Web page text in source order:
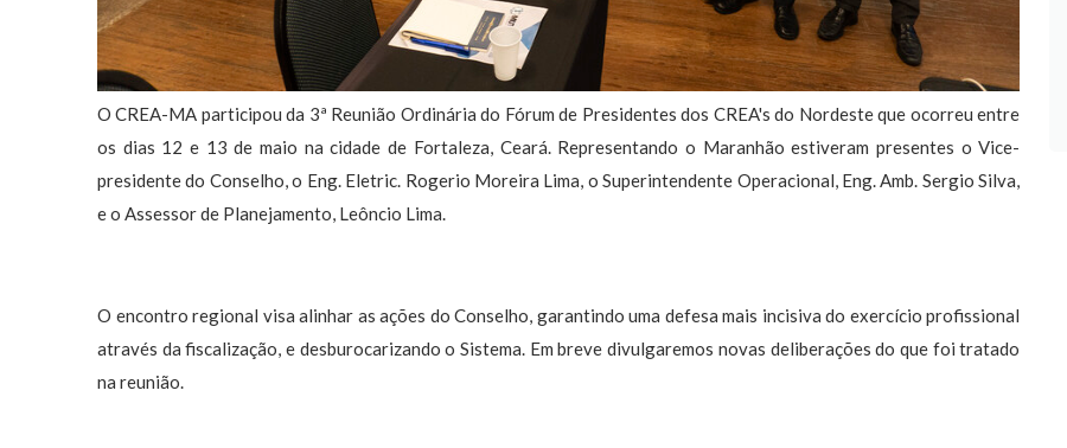
O CREA-MA participou da 3ª Reunião Ordinária do Fórum de Presidentes dos CREA's do Nordeste que ocorreu entre
os dias 12 e 13 de maio na cidade de Fortaleza, Ceará. Representando o Maranhão estiveram presentes o Vice-
presidente do Conselho, o Eng. Eletric. Rogerio Moreira Lima, o Superintendente Operacional, Eng. Amb. Sergio Silva,
e o Assessor de Planejamento, Leôncio Lima.
O encontro regional visa alinhar as ações do Conselho, garantindo uma defesa mais incisiva do exercício profissional
através da fiscalização, e desburocarizando o Sistema. Em breve divulgaremos novas deliberações do que foi tratado
na reunião.